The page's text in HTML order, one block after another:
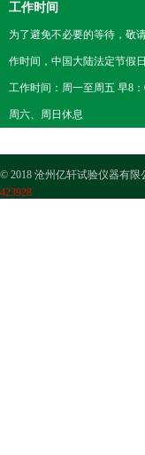
工作时间
为了避免不必要的等待，敬
作时间，中国大陆法定节假日
工作时间：周一至周五 早8
周六、周日休息
© 2018 沧州亿轩试验仪器有限
423928